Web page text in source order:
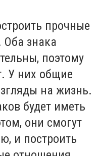
прочные
знака
поэтому
У них общие
на жизнь.
будет иметь
они смогут
и построить